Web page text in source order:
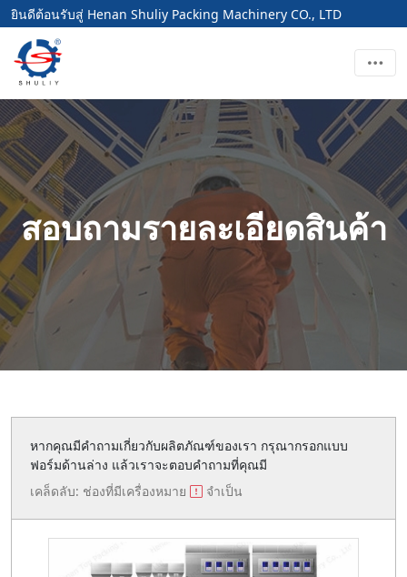
ยินดีต้อนรับสู่ Henan Shuliy Packing Machinery CO., LTD
สอบถามรายละเอียดสินค้า
หากคุณมีคำถามเกี่ยวกับผลิตภัณฑ์ของเรา กรุณากรอกแบบ
ฟอร์มด้านล่าง แล้วเราจะตอบคำถามที่คุณมี
เคล็ดลับ: ช่องที่มีเครื่องหมาย
จำเป็น